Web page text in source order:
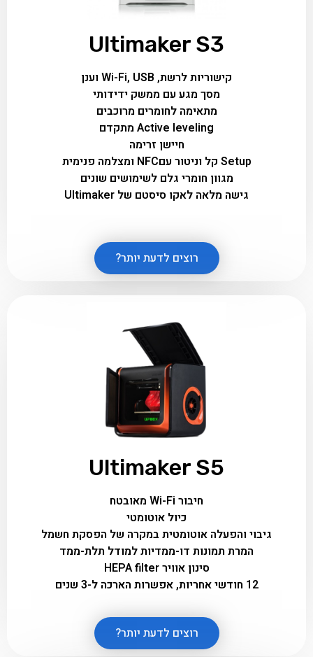
Ultimaker S3
קישוריות לרשת, Wi-Fi, USB וענן
מסך מגע עם ממשק ידידותי
מתאימה לחומרים מרוכבים
Active leveling מתקדם
חיישן זרימה
Setup קל וניטור עםNFC ומצלמה פנימית
מגוון חומרי גלם לשימושים שונים
גישה מלאה לאקו סיסטם של Ultimaker
רוצים לדעת יותר?
Ultimaker S5
חיבור Wi-Fi מאובטח
כיול אוטומטי
גיבוי והפעלה אוטומטית במקרה של הפסקת חשמל
המרת תמונות דו-ממדיות למודל תלת-ממד
סינון אוויר HEPA filter
12 חודשי אחריות, אפשרות הארכה ל-3 שנים
רוצים לדעת יותר?